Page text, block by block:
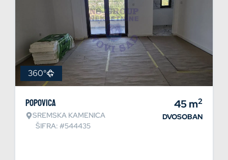
360°
Popovica
SREMSKA KAMENICA
ŠIFRA: #544435
45m2
DVOSOBAN